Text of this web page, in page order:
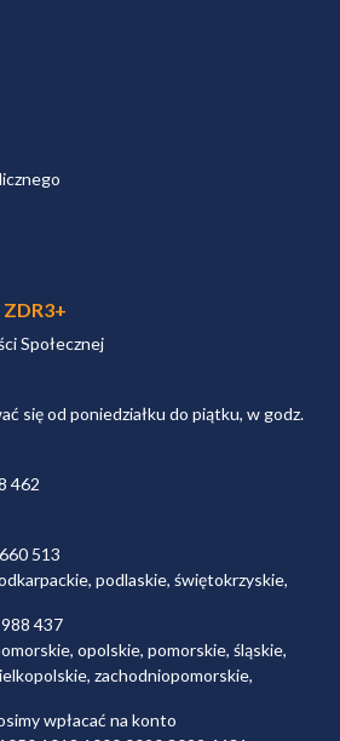
Społecznej
się od poniedziałku do piątku, w godz.
462
513
podlaskie, świętokrzyskie,
437
opolskie, pomorskie, śląskie,
zachodniopomorskie,
wpłacać na konto